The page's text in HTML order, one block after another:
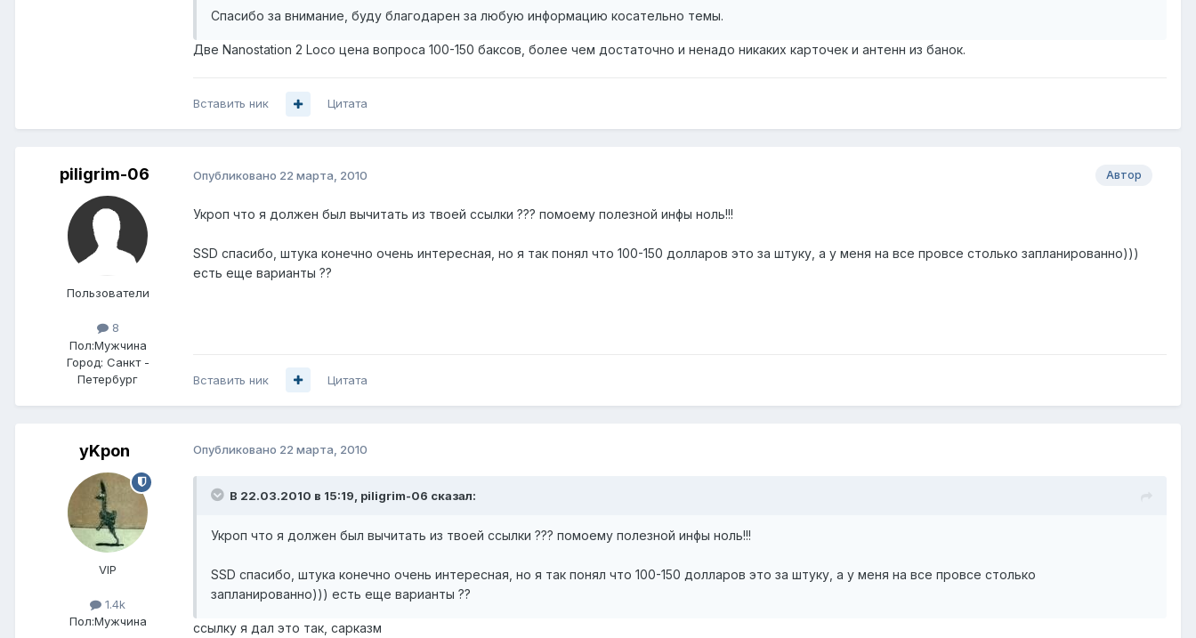
Спасибо за внимание, буду благодарен за любую информацию косательно темы.
Две Nanostation 2 Loco цена вопроса 100-150 баксов, более чем достаточно и ненадо никаких карточек и антенн из банок.
Вставить ник Цитата
piligrim-06
Пользователи
8
Пол:Мужчина
Город: Санкт -
Петербург
Автор
Опубликовано 22 марта, 2010
Укроп что я должен был вычитать из твоей ссылки ??? помоему полезной инфы ноль!!!
SSD спасибо, штука конечно очень интересная, но я так понял что 100-150 долларов это за штуку, а у меня на все провсе столько запланированно)))
есть еще варианты ??
Вставить ник Цитата
yKpon
VIP
1.4k
Пол:Мужчина
Опубликовано 22 марта, 2010
В 22.03.2010 в 15:19, piligrim-06 сказал:
Укроп что я должен был вычитать из твоей ссылки ??? помоему полезной инфы ноль!!!
SSD спасибо, штука конечно очень интересная, но я так понял что 100-150 долларов это за штуку, а у меня на все провсе столько
запланированно))) есть еще варианты ??
ссылку я дал это так, сарказм